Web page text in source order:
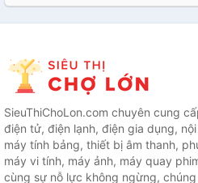
SieuThiChoLon.com chuyên cung
điện tử, điện lạnh, điện gia dụng,
máy tính bảng, thiết bị âm thanh,
máy vi tính, máy ảnh, máy quay
cùng sự nỗ lực không ngừng,